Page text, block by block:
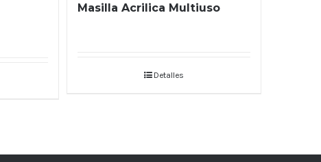
Masilla Acrilica Multiuso
Detalles